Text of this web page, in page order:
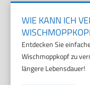
WIE KANN ICH
Entdecken Sie
Wischmoppkopf zu
längere Lebensdauer!